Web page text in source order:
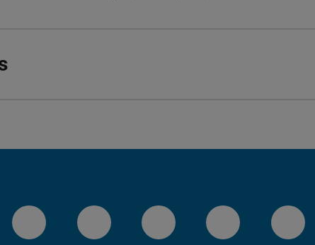
LinkedIn-Seite der TU Darmstadt
Instagram-Kanal der TU
Bluesky-Kanal